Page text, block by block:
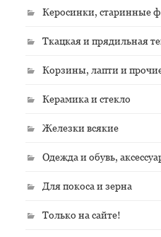
Керосинки, старинные
Ткацкая и прядильная
Корзины, лапти и
Керамика и стекло
Железки всякие
Одежда и обувь,
Для покоса и зерна
Только на сайте!